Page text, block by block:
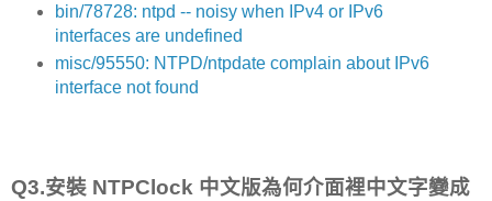
bin/78728: ntpd -- noisy when IPv4 or IPv6
interfaces are undefined
misc/95550: NTPD/ntpdate complain about IPv6
interface not found
Q3.安裝 NTPClock 中文版為何介面裡中文字變成